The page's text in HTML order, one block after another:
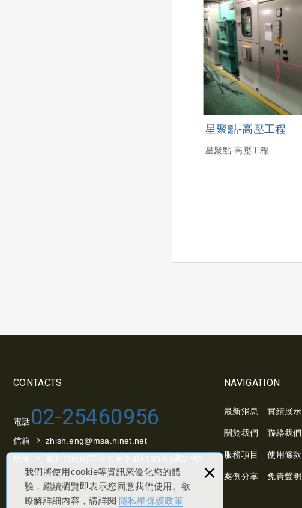
我們將使用cookie等資訊來優化您的體
驗，繼續瀏覽即表示您同意我們使用。欲
瞭解詳細內容，請詳閱 隱私權保護政策
×
星聚點-高壓工程
星聚點-高壓工程
CONTACTS
電話02-25460956
信箱
zhish.eng@msa.hinet.net
NAVIGATION
最新消息
關於我們
服務項目
案例分享
實績展示
聯絡我們
使用條款
免責聲明